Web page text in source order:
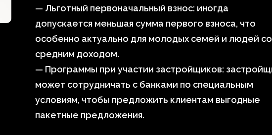
— Льготный первоначальный взнос: иногда
допускается меньшая сумма первого взноса, что
особенно актуально для молодых семей и людей со
средним доходом.
— Программы при участии застройщиков:
может сотрудничать с банками по специальным
условиям, чтобы предложить клиентам выгодные
пакетные предложения.